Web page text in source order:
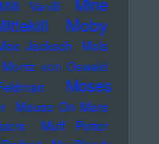
Milli Vanilli Mine
Moby
Jacksch
Mois
Moritz von Oswald
Moses
Mouse On Mars
Muff Potter